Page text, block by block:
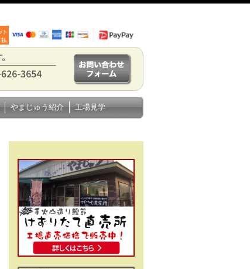
やまじゅう紹介 工場見学